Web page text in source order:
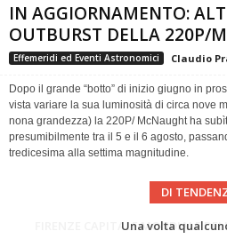
IN AGGIORNAMENTO:
OUTBURST DELLA 220P/
Effemeridi ed Eventi Astronomici Claudio
Dopo il grande “botto” di inizio giugno in
vista variare la sua luminosità di circa nove
nona grandezza) la 220P/ McNaught ha
presumibilmente tra il 5 e il 6 agosto,
tredicesima alla settima magnitudine.
DI
Cielo del Mese di